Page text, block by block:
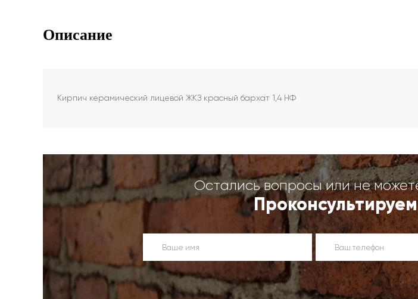
Описание
Кирпич керамический лицевой ЖКЗ красный бархат 1,4 НФ
Остались вопросы или не